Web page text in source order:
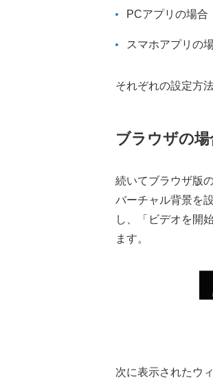
PCアプリの場合
スマホアプリの
それぞれの設定方
ブラウザの場
続いてブラウザ版
バーチャル背景を
し、「ビデオを開
ます。
次に表示されたウ